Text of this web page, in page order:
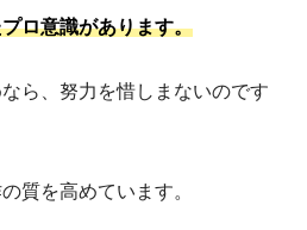
ロ意識があります。
ら、努力を惜しまないのです
質を高めています。